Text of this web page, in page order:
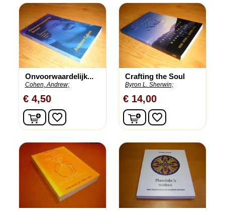
Onvoorwaardelijk...
Cohen, Andrew;
€ 4,50
In winkelwagen
favorite_border
Crafting the Soul
Byron L. Sherwin;
€ 14,00
In winkelwagen
favorite_border